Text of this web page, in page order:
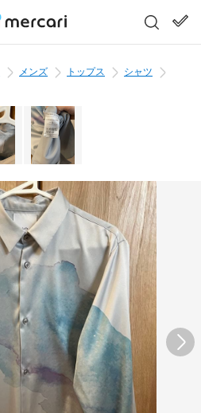
メンズ トップス
シャツ